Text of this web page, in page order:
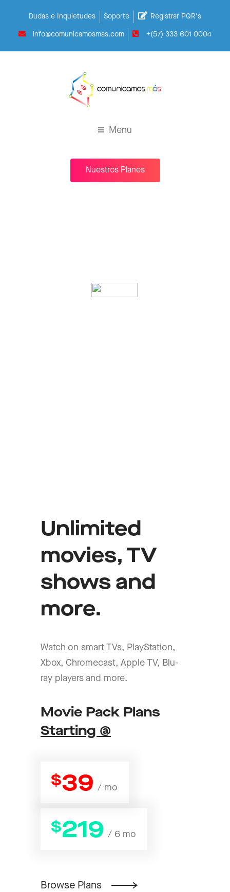
Dudas e Inquietudes Soporte Registrar PQR's
info@comunicamosmas.com +(57) 333 601 0004
Menu
Nuestros Planes
Unlimited
movies, TV
shows and
more.
Watch on smart TVs, PlayStation,
Xbox, Chromecast, Apple TV, Blu-
ray players and more.
Movie Pack Plans
Starting @
$39 / mo
$219 / 6 mo
Browse Plans